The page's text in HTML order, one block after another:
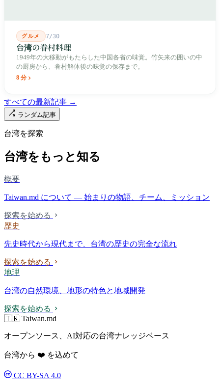
グルメ 7/30
台湾の眷村料理
1949年の大移動がもたらした中国各省の味覚。竹矢来の囲いの中
の厨房から、眷村解体後の味覚の保存まで。
8 分
すべての最新記事 →
ランダム記事
台湾を探索
台湾をもっと知る
概要
Taiwan.md について — 始まりの物語、チーム、ミッション
探索を始める
歴史
先史時代から現代まで、台湾の歴史の完全な流れ
探索を始める
地理
台湾の自然環境、地形の特色と地域開発
探索を始める
🇹🇼 Taiwan.md
オープンソース、AI対応の台湾ナレッジベース
台湾から ❤️ を込めて
CC BY-SA 4.0